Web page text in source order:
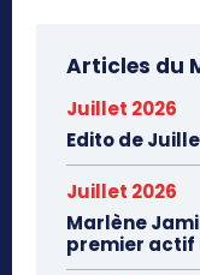
Articles du
Juillet 2026
Edito de
Juillet 2026
Marlène
premier actif